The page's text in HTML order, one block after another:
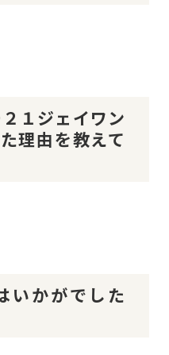
１ジェイワン
理由を教えて
いかがでした